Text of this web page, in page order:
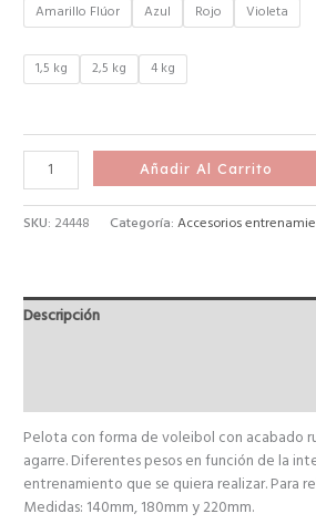
Amarillo Flúor Azul Rojo Violeta
1,5 kg 2,5 kg 4 kg
Añadir Al Carrito
SKU: 24448 Categoría:Accesorios
Descripción
Pelota con forma de voleibol con acabado
agarre. Diferentes pesos en función de la
entrenamiento que se quiera realizar. Para
Medidas: 140mm, 180mm y 220mm.